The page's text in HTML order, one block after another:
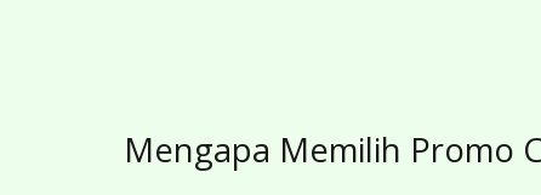
Mengapa Memilih Promo